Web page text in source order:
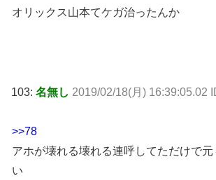
オリックス山本てケガ治ったんか
103: 名無し 2019/02/18(月) 16:39:05.02
>>78
アホが壊れる壊れる連呼してただけで
い